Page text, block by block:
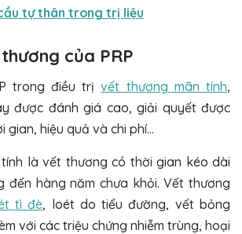
tự thân trong trị liệu
của PRP
trong điều trịvết thương mãn tính,
được đánh giá cao, giải quyết được
gian, hiệu quả và chi phí…
là vết thương có thời gian kéo dài
đến hàng năm chưa khỏi. Vết thương
tì đè, loét do tiểu đường, vết bỏng
với các triệu chứng nhiễm trùng, hoại